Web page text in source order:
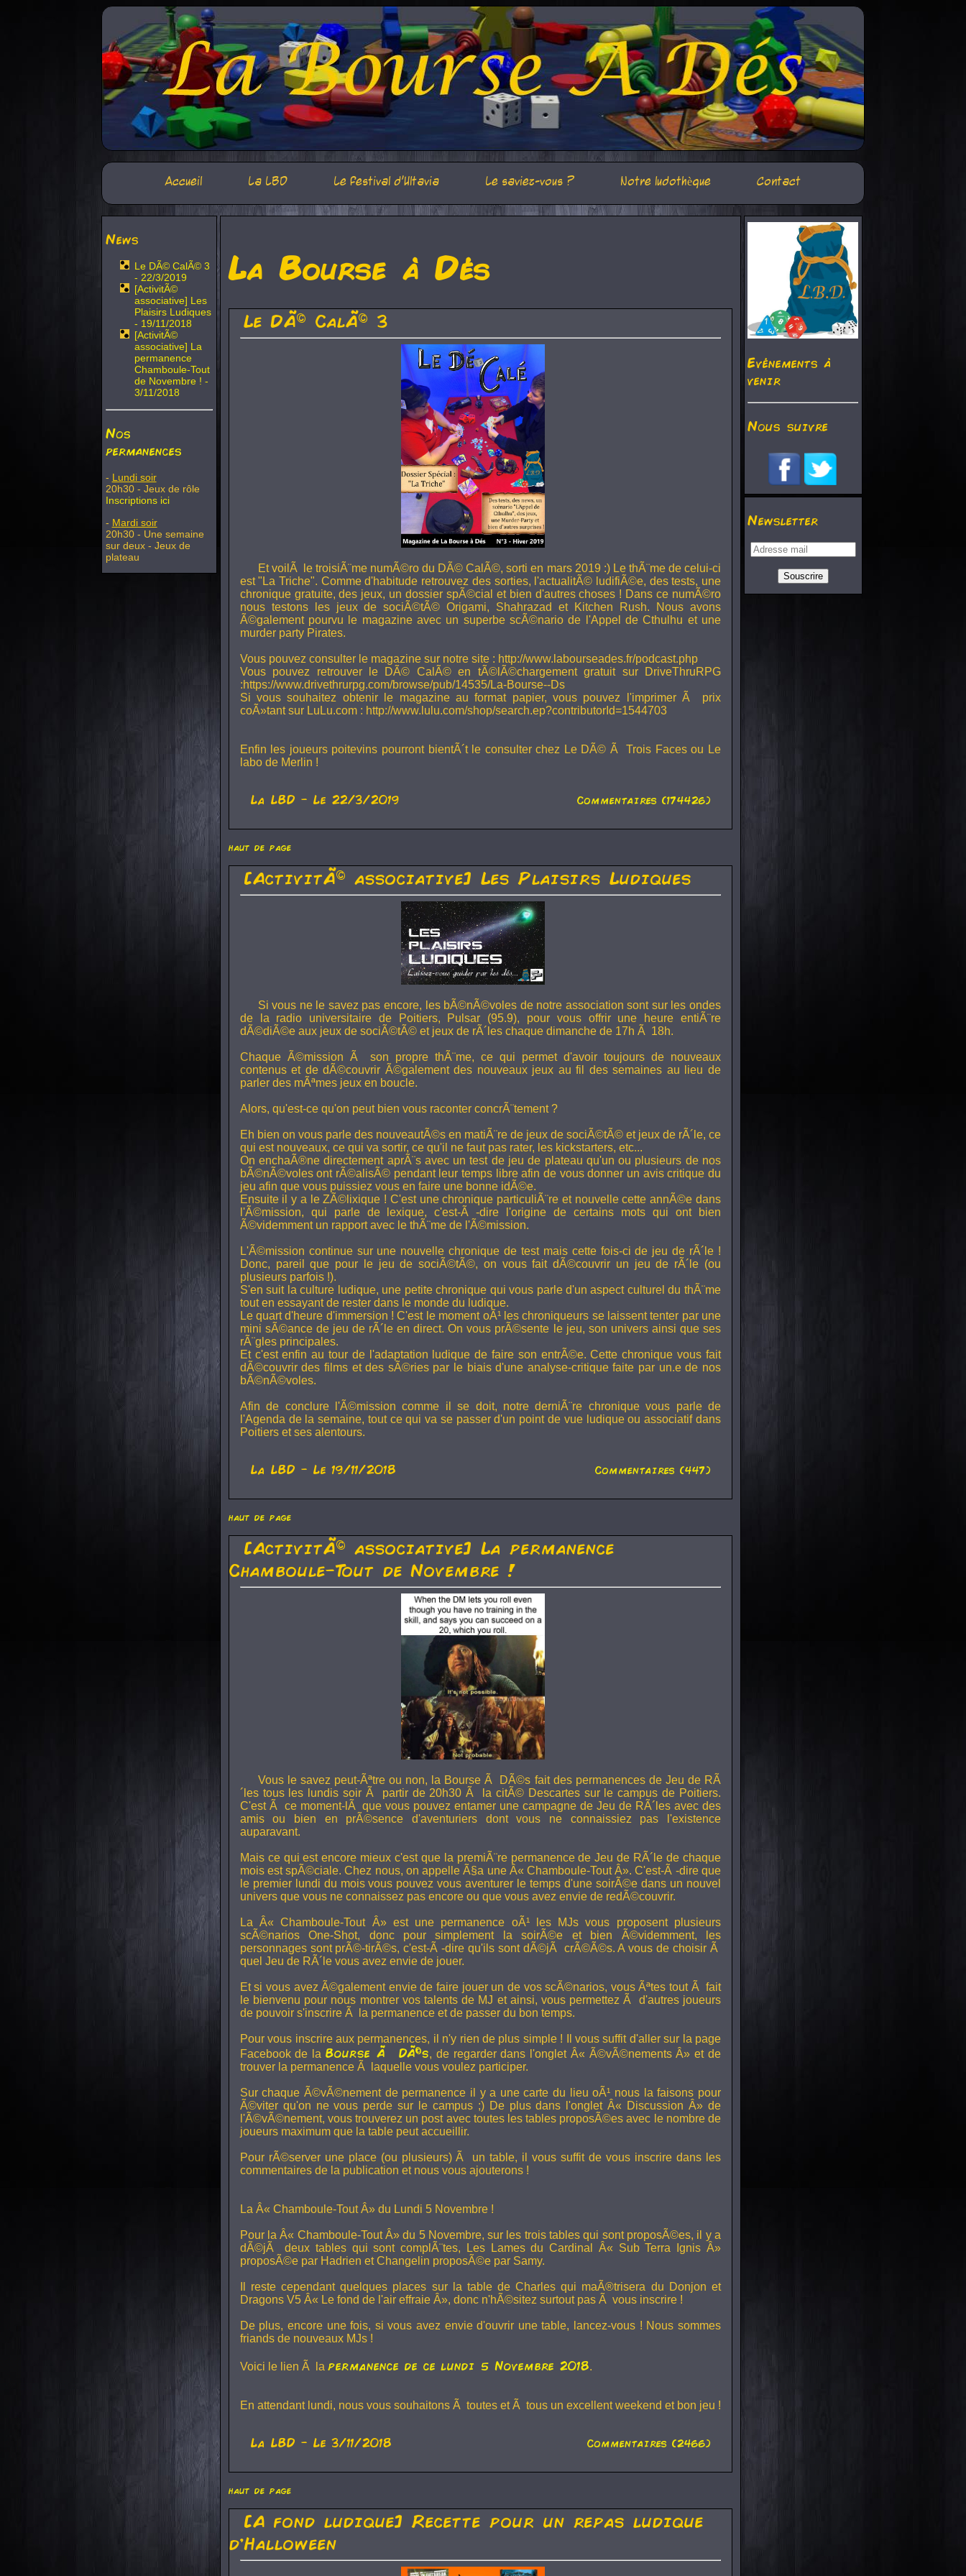
Accueil La LBD Le festival d'Ultavia Le saviez-vous ? Notre ludothèque Contact
News
Le DÃ© CalÃ© 3
- 22/3/2019
[ActivitÃ©
associative] Les
Plaisirs Ludiques
- 19/11/2018
[ActivitÃ©
associative] La
permanence
Chamboule-Tout
de Novembre ! -
3/11/2018
Nos
permanences
- Lundi soir
20h30 - Jeux de rôle
Inscriptions ici
- Mardi soir
20h30 - Une semaine
sur deux - Jeux de
plateau
La Bourse à Dés
Le DÃ© CalÃ© 3
Et voilÃ le troisiÃ¨me numÃ©ro du DÃ© CalÃ©, sorti en mars 2019 :) Le thÃ¨me de celui-ci
est "La Triche". Comme d'habitude retrouvez des sorties, l'actualitÃ© ludifiÃ©e, des tests, une
chronique gratuite, des jeux, un dossier spÃ©cial et bien d'autres choses ! Dans ce numÃ©ro
nous testons les jeux de sociÃ©tÃ© Origami, Shahrazad et Kitchen Rush. Nous avons
Ã©galement pourvu le magazine avec un superbe scÃ©nario de l'Appel de Cthulhu et une
murder party Pirates.
Vous pouvez consulter le magazine sur notre site : http://www.labourseades.fr/podcast.php
Vous pouvez retrouver le DÃ© CalÃ© en tÃ©lÃ©chargement gratuit sur DriveThruRPG
:https://www.drivethrurpg.com/browse/pub/14535/La-Bourse--Ds
Si vous souhaitez obtenir le magazine au format papier, vous pouvez l'imprimer Ã prix
coÃ»tant sur LuLu.com : http://www.lulu.com/shop/search.ep?contributorId=1544703
Enfin les joueurs poitevins pourront bientÃ´t le consulter chez Le DÃ© Ã Trois Faces ou Le
labo de Merlin !
La LBD - Le 22/3/2019 Commentaires (174426)
haut de page
[ActivitÃ© associative] Les Plaisirs Ludiques
Si vous ne le savez pas encore, les bÃ©nÃ©voles de notre association sont sur les ondes
de la radio universitaire de Poitiers, Pulsar (95.9), pour vous offrir une heure entiÃ¨re
dÃ©diÃ©e aux jeux de sociÃ©tÃ© et jeux de rÃ´les chaque dimanche de 17h Ã 18h.
Chaque Ã©mission Ã son propre thÃ¨me, ce qui permet d'avoir toujours de nouveaux
contenus et de dÃ©couvrir Ã©galement des nouveaux jeux au fil des semaines au lieu de
parler des mÃªmes jeux en boucle.
Alors, qu'est-ce qu'on peut bien vous raconter concrÃ¨tement ?
Eh bien on vous parle des nouveautÃ©s en matiÃ¨re de jeux de sociÃ©tÃ© et jeux de rÃ´le, ce
qui est nouveaux, ce qui va sortir, ce qu'il ne faut pas rater, les kickstarters, etc...
On enchaÃ®ne directement aprÃ¨s avec un test de jeu de plateau qu'un ou plusieurs de nos
bÃ©nÃ©voles ont rÃ©alisÃ© pendant leur temps libre afin de vous donner un avis critique du
jeu afin que vous puissiez vous en faire une bonne idÃ©e.
Ensuite il y a le ZÃ©lixique ! C'est une chronique particuliÃ¨re et nouvelle cette annÃ©e dans
l'Ã©mission, qui parle de lexique, c'est-Ã -dire l'origine de certains mots qui ont bien
Ã©videmment un rapport avec le thÃ¨me de l'Ã©mission.
L'Ã©mission continue sur une nouvelle chronique de test mais cette fois-ci de jeu de rÃ´le !
Donc, pareil que pour le jeu de sociÃ©tÃ©, on vous fait dÃ©couvrir un jeu de rÃ´le (ou
plusieurs parfois !).
S'en suit la culture ludique, une petite chronique qui vous parle d'un aspect culturel du thÃ¨me
tout en essayant de rester dans le monde du ludique.
Le quart d'heure d'immersion ! C'est le moment oÃ¹ les chroniqueurs se laissent tenter par une
mini sÃ©ance de jeu de rÃ´le en direct. On vous prÃ©sente le jeu, son univers ainsi que ses
rÃ¨gles principales.
Et c'est enfin au tour de l'adaptation ludique de faire son entrÃ©e. Cette chronique vous fait
dÃ©couvrir des films et des sÃ©ries par le biais d'une analyse-critique faite par un.e de nos
bÃ©nÃ©voles.
Afin de conclure l'Ã©mission comme il se doit, notre derniÃ¨re chronique vous parle de
l'Agenda de la semaine, tout ce qui va se passer d'un point de vue ludique ou associatif dans
Poitiers et ses alentours.
La LBD - Le 19/11/2018 Commentaires (447)
haut de page
[ActivitÃ© associative] La permanence
Chamboule-Tout de Novembre !
Vous le savez peut-Ãªtre ou non, la Bourse Ã DÃ©s fait des permanences de Jeu de RÃ
´les tous les lundis soir Ã partir de 20h30 Ã la citÃ© Descartes sur le campus de Poitiers.
C'est Ã ce moment-lÃ que vous pouvez entamer une campagne de Jeu de RÃ´les avec des
amis ou bien en prÃ©sence d'aventuriers dont vous ne connaissiez pas l'existence
auparavant.
Mais ce qui est encore mieux c'est que la premiÃ¨re permanence de Jeu de RÃ´le de chaque
mois est spÃ©ciale. Chez nous, on appelle Ã§a une Â« Chamboule-Tout Â». C'est-Ã -dire que
le premier lundi du mois vous pouvez vous aventurer le temps d'une soirÃ©e dans un nouvel
univers que vous ne connaissez pas encore ou que vous avez envie de redÃ©couvrir.
La Â« Chamboule-Tout Â» est une permanence oÃ¹ les MJs vous proposent plusieurs
scÃ©narios One-Shot, donc pour simplement la soirÃ©e et bien Ã©videmment, les
personnages sont prÃ©-tirÃ©s, c'est-Ã -dire qu'ils sont dÃ©jÃ crÃ©Ã©s. A vous de choisir Ã
quel Jeu de RÃ´le vous avez envie de jouer.
Et si vous avez Ã©galement envie de faire jouer un de vos scÃ©narios, vous Ãªtes tout Ã fait
le bienvenu pour nous montrer vos talents de MJ et ainsi, vous permettez Ã d'autres joueurs
de pouvoir s'inscrire Ã la permanence et de passer du bon temps.
Pour vous inscrire aux permanences, il n'y rien de plus simple ! Il vous suffit d'aller sur la page
Facebook de la Bourse Ã DÃ©s, de regarder dans l'onglet Â« Ã©vÃ©nements Â» et de
trouver la permanence Ã laquelle vous voulez participer.
Sur chaque Ã©vÃ©nement de permanence il y a une carte du lieu oÃ¹ nous la faisons pour
Ã©viter qu'on ne vous perde sur le campus ;) De plus dans l'onglet Â« Discussion Â» de
l'Ã©vÃ©nement, vous trouverez un post avec toutes les tables proposÃ©es avec le nombre de
joueurs maximum que la table peut accueillir.
Pour rÃ©server une place (ou plusieurs) Ã un table, il vous suffit de vous inscrire dans les
commentaires de la publication et nous vous ajouterons !
La Â« Chamboule-Tout Â» du Lundi 5 Novembre !
Pour la Â« Chamboule-Tout Â» du 5 Novembre, sur les trois tables qui sont proposÃ©es, il y a
dÃ©jÃ deux tables qui sont complÃ¨tes,
Les Lames du Cardinal
Â« Sub Terra Ignis Â»
proposÃ©e par Hadrien etChangelin proposÃ©e par Samy.
Il reste cependant quelques places sur la table de Charles qui maÃ®trisera du Donjon et
Dragons V5Â« Le fond de l'air effraie Â», donc n'hÃ©sitez surtout pas Ã vous inscrire !
De plus, encore une fois, si vous avez envie d'ouvrir une table, lancez-vous ! Nous sommes
friands de nouveaux MJs !
Voici le lien Ã la permanence de ce lundi 5 Novembre 2018.
En attendant lundi, nous vous souhaitons Ã toutes et Ã tous un excellent weekend et bon jeu !
La LBD - Le 3/11/2018 Commentaires (2466)
haut de page
[A fond ludique] Recette pour un repas ludique
d'Halloween
Evénements à
venir
Nous suivre
Newsletter